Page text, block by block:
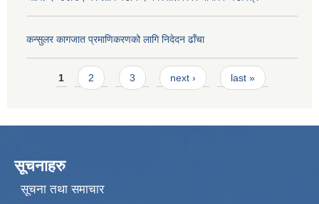
कन्सुलर कागजात प्रमाणिकरणको लागि निदेदन ढाँचा
Pages
1 2 3 next › last »
सूचनाहरु
सूचना तथा समाचार